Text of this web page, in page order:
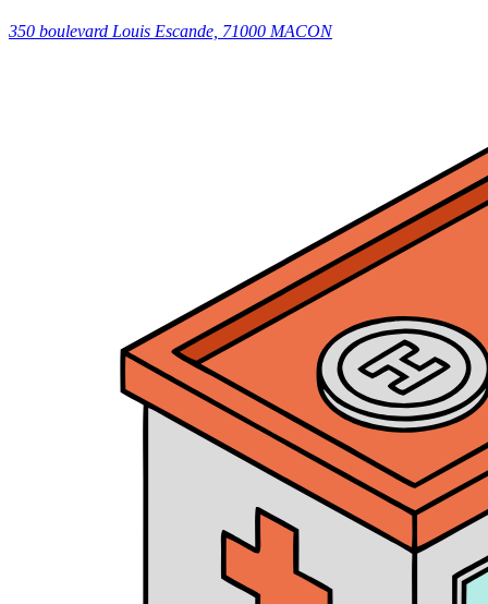
350 boulevard Louis Escande, 71000 MACON